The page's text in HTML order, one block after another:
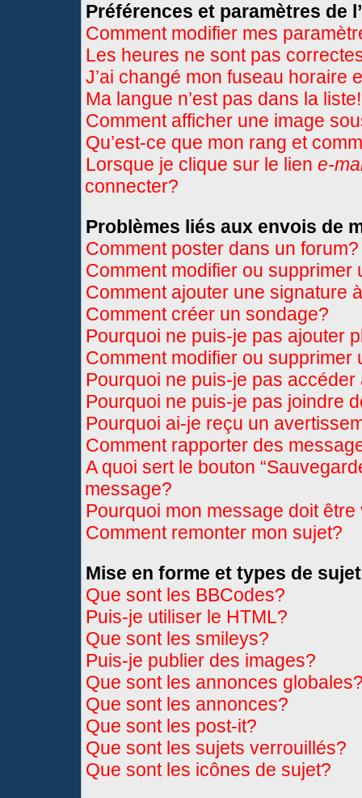
Préférences et paramètres de
Comment modifier mes
Les heures ne sont pas
J’ai changé mon fuseau horaire
Ma langue n’est pas dans la liste!
Comment afficher une image
Qu’est-ce que mon rang et
Lorsque je clique sur le lien e-
connecter?
Problèmes liés aux envois de
Comment poster dans un forum?
Comment modifier ou supprimer
Comment ajouter une signature
Comment créer un sondage?
Pourquoi ne puis-je pas ajouter
Comment modifier ou supprimer
Pourquoi ne puis-je pas accéder
Pourquoi ne puis-je pas joindre
Pourquoi ai-je reçu un
Comment rapporter des
A quoi sert le bouton
message?
Pourquoi mon message doit être
Comment remonter mon sujet?
Mise en forme et types de sujet
Que sont les BBCodes?
Puis-je utiliser le HTML?
Que sont les smileys?
Puis-je publier des images?
Que sont les annonces
Que sont les annonces?
Que sont les post-it?
Que sont les sujets verrouillés?
Que sont les icônes de sujet?